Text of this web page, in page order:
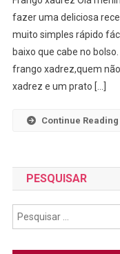
fazer uma deliciosa
muito simples rápido
baixo que cabe no
frango xadrez,quem
xadrez e um prato […]
Continue Reading
PESQUISAR